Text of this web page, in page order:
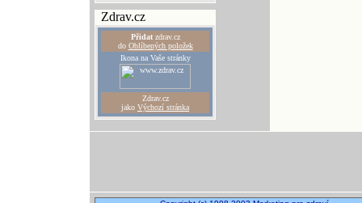
Zdrav.cz
Přidatzdrav.cz
do Oblíbených položek
Ikona na Vaše stránky
Zdrav.cz
jako Výchozí stránka